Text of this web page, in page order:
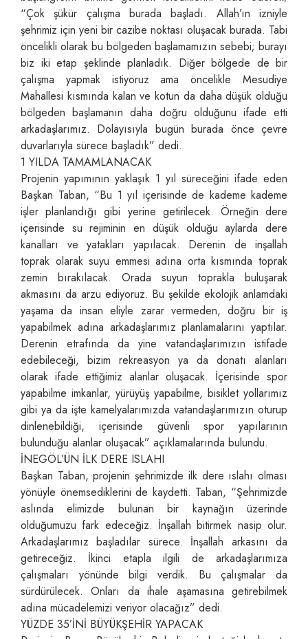
“Çok şükür çalışma burada başladı. Allah’ın izniyle
şehrimiz için yeni bir cazibe noktası oluşacak burada. Tabi
öncelikli olarak bu bölgeden başlamamızın sebebi; burayı
biz iki etap şeklinde planladık. Diğer bölgede de bir
çalışma yapmak istiyoruz ama öncelikle Mesudiye
Mahallesi kısmında kalan ve kotun da daha düşük olduğu
bölgeden başlamanın daha doğru olduğunu ifade etti
arkadaşlarımız. Dolayısıyla bugün burada önce çevre
duvarlarıyla sürece başladık” dedi.
1 YILDA TAMAMLANACAK
Projenin yapımının yaklaşık 1 yıl süreceğini ifade eden
Başkan Taban, “Bu 1 yıl içerisinde de kademe kademe
işler planlandığı gibi yerine getirilecek. Örneğin dere
içerisinde su rejiminin en düşük olduğu aylarda dere
kanalları ve yatakları yapılacak. Derenin de inşallah
toprak olarak suyu emmesi adına orta kısmında toprak
zemin bırakılacak. Orada suyun toprakla buluşarak
akmasını da arzu ediyoruz. Bu şekilde ekolojik anlamdaki
yaşama da insan eliyle zarar vermeden, doğru bir iş
yapabilmek adına arkadaşlarımız planlamalarını yaptılar.
Derenin etrafında da yine vatandaşlarımızın istifade
edebileceği, bizim rekreasyon ya da donatı alanları
olarak ifade ettiğimiz alanlar oluşacak. İçerisinde spor
yapabilme imkanlar, yürüyüş yapabilme, bisiklet yollarımız
gibi ya da işte kamelyalarımızda vatandaşlarımızın oturup
dinlenebildiği, içerisinde güvenli spor yapılarının
bulunduğu alanlar oluşacak” açıklamalarında bulundu.
İNEGÖL’ÜN İLK DERE ISLAHI
Başkan Taban, projenin şehrimizde ilk dere ıslahı olması
yönüyle önemsediklerini de kaydetti. Taban, “Şehrimizde
aslında elimizde bulunan bir kaynağın üzerinde
olduğumuzu fark edeceğiz. İnşallah bitirmek nasip olur.
Arkadaşlarımız başladılar sürece. İnşallah arkasını da
getireceğiz. İkinci etapla ilgili de arkadaşlarımıza
çalışmaları yönünde bilgi verdik. Bu çalışmalar da
sürdürülecek. Onları da ihale aşamasına getirebilmek
adına mücadelemizi veriyor olacağız” dedi.
YÜZDE 35’İNİ BÜYÜKŞEHİR YAPACAK